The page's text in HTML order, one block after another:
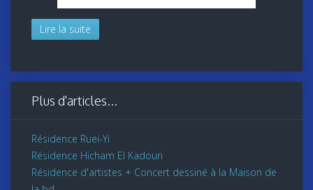
Lire la suite
Plus d'articles...
Résidence Ruei-Yi
Résidence Hicham El Kadouri
Résidence d'artistes + Concert dessiné à la Maison de